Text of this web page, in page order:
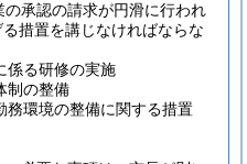
承認の請求が円滑に行われ
措置を講じなければならな
係る研修の実施
制の整備
務環境の整備に関する措置